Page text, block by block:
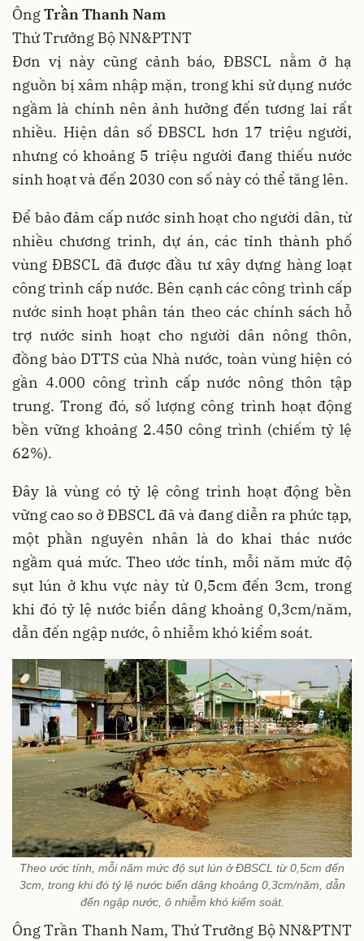
ÔngTrần Thanh Nam
Thứ Trưởng Bộ NN&PTNT
Đơn vị này cũng cảnh báo, ĐBSCL nằm ở hạ
nguồn bị xâm nhập mặn, trong khi sử dụng nước
ngầm là chính nên ảnh hưởng đến tương lai rất
nhiều. Hiện dân số ĐBSCL hơn 17 triệu người,
nhưng có khoảng 5 triệu người đang thiếu nước
sinh hoạt và đến 2030 con số này có thể tăng lên.
Để bảo đảm cấp nước sinh hoạt cho người dân, từ
nhiều chương trình, dự án, các tỉnh thành phố
vùng ĐBSCL đã được đầu tư xây dựng hàng loạt
công trình cấp nước. Bên cạnh các công trình cấp
nước sinh hoạt phân tán theo các chính sách hỗ
trợ nước sinh hoạt cho người dân nông thôn,
đồng bào DTTS của Nhà nước, toàn vùng hiện có
gần 4.000 công trình cấp nước nông thôn tập
trung. Trong đó, số lượng công trình hoạt động
bền vững khoảng 2.450 công trình (chiếm tỷ lệ
62%).
Đây là vùng có tỷ lệ công trình hoạt động bền
vững cao so ở ĐBSCL đã và đang diễn ra phức tạp,
một phần nguyên nhân là do khai thác nước
ngầm quá mức. Theo ước tính, mỗi năm mức độ
sụt lún ở khu vực này từ 0,5cm đến 3cm, trong
khi đó tỷ lệ nước biển dâng khoảng 0,3cm/năm,
dẫn đến ngập nước, ô nhiễm khó kiểm soát.
Theo ước tính, mỗi năm mức độ sụt lún ở ĐBSCL từ 0,5cm đến
3cm, trong khi đó tỷ lệ nước biển dâng khoảng 0,3cm/năm, dẫn
đến ngập nước, ô nhiễm khó kiểm soát.
Ông Trần Thanh Nam, Thứ Trưởng Bộ NN&PTNT